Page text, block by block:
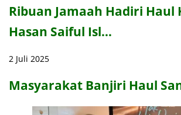
Ribuan Jamaah Hadiri Haul
Hasan Saiful Isl…
2 Juli 2025
Masyarakat Banjiri Haul